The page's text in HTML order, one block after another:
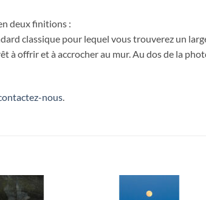
deux finitions :
classique pour lequel vous trouverez un
à offrir et à accrocher au mur. Au dos de la
nous.